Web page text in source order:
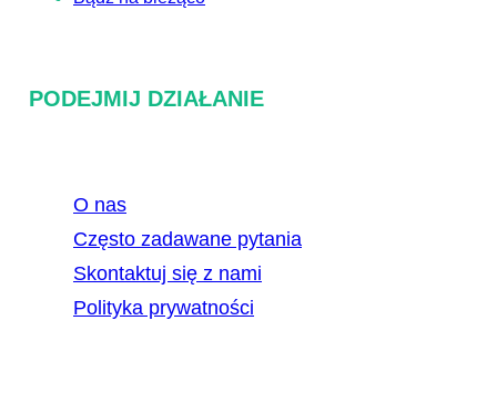
PODEJMIJ DZIAŁANIE
O nas
Często zadawane pytania
Skontaktuj się z nami
Polityka prywatności